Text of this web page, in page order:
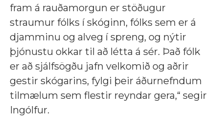
fram á rauðamorgun er stöðugur
straumur fólks í skóginn, fólks sem er á
djamminu og alveg í spreng, og nýtir
þjónustu okkar til að létta á sér. Það fólk
er að sjálfsögðu jafn velkomið og aðrir
gestir skógarins, fylgi þeir áðurnefndum
tilmælum sem flestir reyndar gera,“ segir
Ingólfur.